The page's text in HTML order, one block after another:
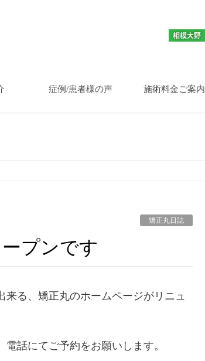
症例/患者様の声 施術料金ご案内
矯正丸日誌
ープンです
る、矯正丸のホームページがリニュ
話にてご予約をお願いします。